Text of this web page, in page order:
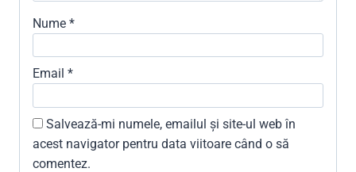
Nume *
Email *
Salvează-mi numele, emailul și site-ul web în
acest navigator pentru data viitoare când o să
comentez.